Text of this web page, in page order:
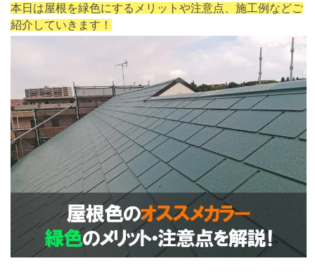
本日は屋根を緑色にするメリットや注意点、施工例などご
紹介していきます！